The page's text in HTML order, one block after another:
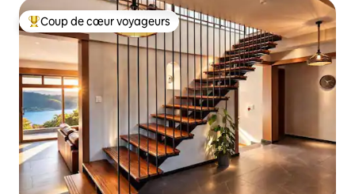
Coups de cœur voyageurs les plus appréciés
Coup de cœur voyageurs